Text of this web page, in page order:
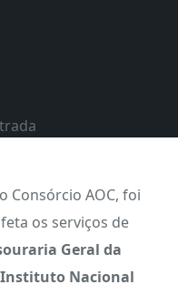
Consórcio AOC, foi
os serviços de
Geral da
Nacional